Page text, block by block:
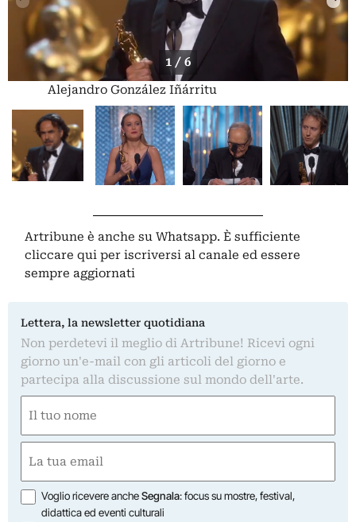
1 / 6
Alejandro González Iñárritu
Artribune è anche su Whatsapp. È sufficiente
cliccare qui per iscriversi al canale ed essere
sempre aggiornati
Lettera, la newsletter quotidiana
Non perdetevi il meglio di Artribune! Ricevi ogni
giorno un'e-mail con gli articoli del giorno e
partecipa alla discussione sul mondo dell'arte.
(Obbligatorio)
Nome
(Obbligatorio)
Opzioni
Voglio ricevere ancheSegnala: focus su mostre, festival,
didattica ed eventi culturali